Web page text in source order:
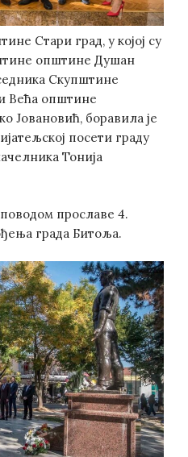
Стари град, у којој су
општине Душан
Скупштине
Већа општине
Јовановић, боравила је
посети граду
Тонија
прославе 4.
града Битоља.